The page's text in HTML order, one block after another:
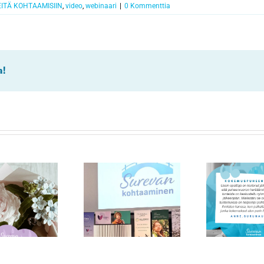
KOHTAAMISIIN, video, webinaari 0 Kommenttia
teemana surun
monimuotoisuus
Kokemustietoa
tuleville sote-alan
ammattilaisille